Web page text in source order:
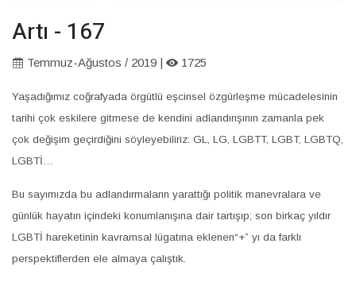
Artı - 167
Temmuz-Ağustos / 2019 | 1725
Yaşadığımız coğrafyada örgütlü eşcinsel özgürleşme mücadelesinin
tarihi çok eskilere gitmese de kendini adlandırışının zamanla pek
çok değişim geçirdiğini söyleyebiliriz: GL, LG, LGBTT, LGBT, LGBTQ,
LGBTİ…
Bu sayımızda bu adlandırmaların yarattığı politik manevralara ve
günlük hayatın içindeki konumlanışına dair tartışıp; son birkaç yıldır
LGBTİ hareketinin kavramsal lügatına eklenen“+” yı da farklı
perspektiflerden ele almaya çalıştık.